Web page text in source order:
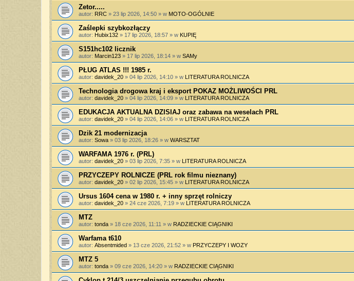
Zetor.....
autor: RRC » 23 lip 2026, 14:50 » w MOTO-OGÓLNIE
Zaślepki szybkozłączy
autor: Hubix132 » 17 lip 2026, 18:57 » w KUPIĘ
S151hc102 licznik
autor: Marcin123 » 17 lip 2026, 18:14 » w SAMy
PŁUG ATLAS !!! 1985 r.
autor: davidek_20 » 04 lip 2026, 14:10 » w LITERATURA ROLNICZA
Technologia drogowa kraj i eksport POKAZ MOŻLIWOŚCI PRL
autor: davidek_20 » 04 lip 2026, 14:09 » w LITERATURA ROLNICZA
EDUKACJA AKTUALNA DZISIAJ oraz zabawa na weselach PRL
autor: davidek_20 » 04 lip 2026, 14:06 » w LITERATURA ROLNICZA
Dzik 21 modernizacja
autor: Sowa » 03 lip 2026, 18:26 » w WARSZTAT
WARFAMA 1976 r. (PRL)
autor: davidek_20 » 03 lip 2026, 7:35 » w LITERATURA ROLNICZA
PRZYCZEPY ROLNICZE (PRL rok filmu nieznany)
autor: davidek_20 » 02 lip 2026, 15:45 » w LITERATURA ROLNICZA
Ursus 1604 cena w 1980 r. + inny sprzęt rolniczy
autor: davidek_20 » 24 cze 2026, 7:19 » w LITERATURA ROLNICZA
MTZ
autor: tonda » 18 cze 2026, 11:11 » w RADZIECKIE CIĄGNIKI
Warfama t610
autor: Absentmided » 13 cze 2026, 21:52 » w PRZYCZEPY I WOZY
MTZ 5
autor: tonda » 09 cze 2026, 14:20 » w RADZIECKIE CIĄGNIKI